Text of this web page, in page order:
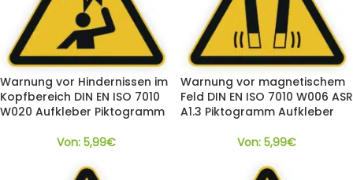
Warnung vor Hindernissen im
Kopfbereich DIN EN ISO 7010
W020 Aufkleber Piktogramm
Von: 5,99€
Warnung vor magnetischem
Feld DIN EN ISO 7010 W006 ASR
A1.3 Piktogramm Aufkleber
Von: 5,99€